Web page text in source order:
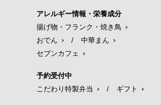
アレルギー情報・栄養成分
揚げ物・フランク・焼き鳥
おでん
/
中華まん
セブンカフェ
予約受付中
こだわり特製弁当
/ ギフト